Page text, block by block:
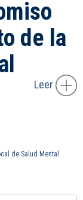
de la
Leer
de Salud Mental